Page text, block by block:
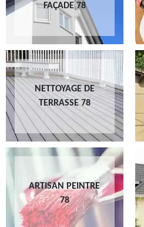
FAÇADE 78
NETTOYAGE DE
TERRASSE 78
ARTISAN PEINTRE
78